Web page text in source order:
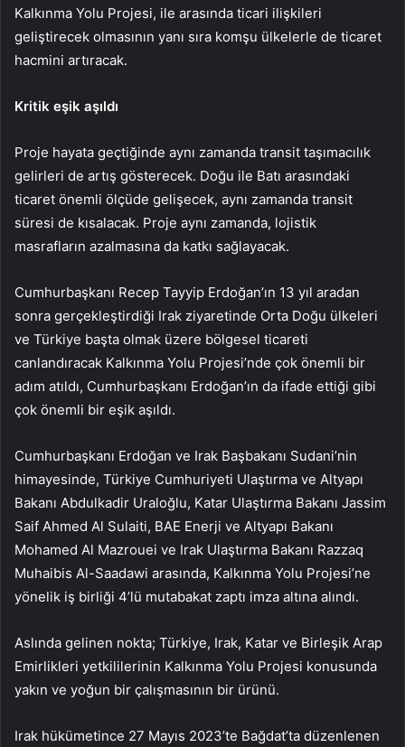
Kalkınma Yolu Projesi, ile arasında ticari ilişkileri
geliştirecek olmasının yanı sıra komşu ülkelerle de ticaret
hacmini artıracak.
Kritik eşik aşıldı
Proje hayata geçtiğinde aynı zamanda transit taşımacılık
gelirleri de artış gösterecek. Doğu ile Batı arasındaki
ticaret önemli ölçüde gelişecek, aynı zamanda transit
süresi de kısalacak. Proje aynı zamanda, lojistik
masrafların azalmasına da katkı sağlayacak.
Cumhurbaşkanı Recep Tayyip Erdoğan’ın 13 yıl aradan
sonra gerçekleştirdiği Irak ziyaretinde Orta Doğu ülkeleri
ve Türkiye başta olmak üzere bölgesel ticareti
canlandıracak Kalkınma Yolu Projesi’nde çok önemli bir
adım atıldı, Cumhurbaşkanı Erdoğan’ın da ifade ettiği gibi
çok önemli bir eşik aşıldı.
Cumhurbaşkanı Erdoğan ve Irak Başbakanı Sudani’nin
himayesinde, Türkiye Cumhuriyeti Ulaştırma ve Altyapı
Bakanı Abdulkadir Uraloğlu, Katar Ulaştırma Bakanı Jassim
Saif Ahmed Al Sulaiti, BAE Enerji ve Altyapı Bakanı
Mohamed Al Mazrouei ve Irak Ulaştırma Bakanı Razzaq
Muhaibis Al-Saadawi arasında, Kalkınma Yolu Projesi’ne
yönelik iş birliği 4’lü mutabakat zaptı imza altına alındı.
Aslında gelinen nokta; Türkiye, Irak, Katar ve Birleşik Arap
Emirlikleri yetkililerinin Kalkınma Yolu Projesi konusunda
yakın ve yoğun bir çalışmasının bir ürünü.
Irak hükümetince 27 Mayıs 2023’te Bağdat’ta düzenlenen